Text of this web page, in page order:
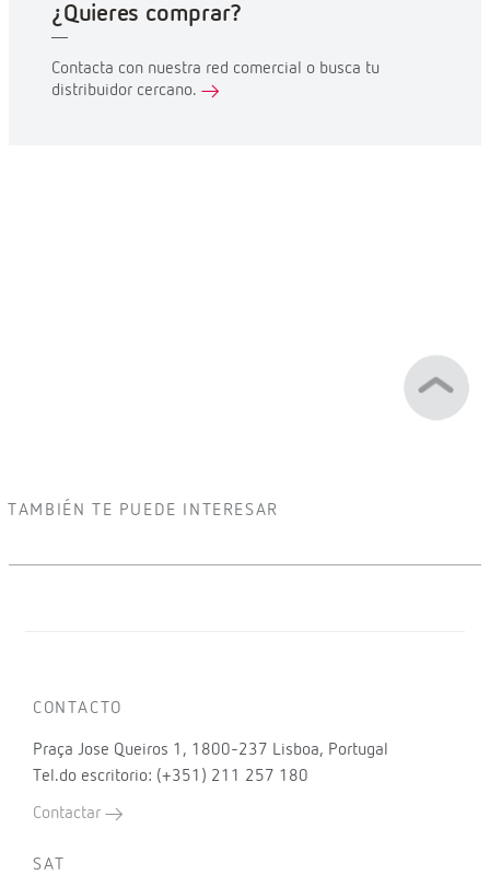
¿Quieres comprar?
Contacta con nuestra red comercial o busca tu
distribuidor cercano.
TAMBIÉN TE PUEDE INTERESAR
CONTACTO
Praça Jose Queiros 1, 1800-237 Lisboa, Portugal
Tel.do escritorio: (+351) 211 257 180
Contactar
SAT